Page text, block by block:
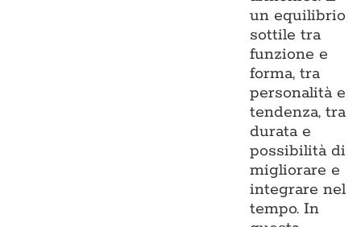
un equilibrio
sottile tra
funzione e
forma, tra
personalità e
tendenza, tra
durata e
possibilità di
migliorare e
integrare nel
tempo. In